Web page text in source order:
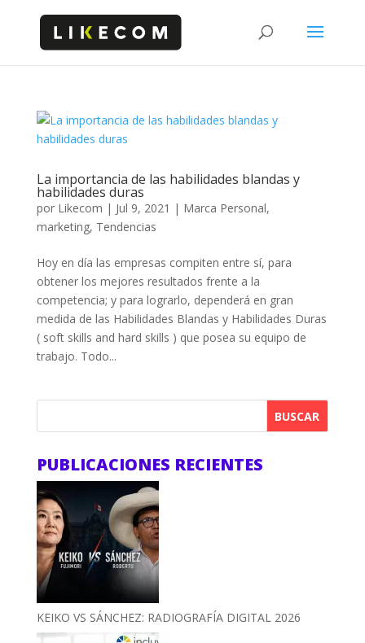
La importancia de las habilidades blandas y
habilidades duras
por Likecom | Jul 9, 2021 | Marca Personal,
marketing, Tendencias
Hoy en día las empresas compiten entre sí, para
obtener los mejores resultados frente a la
competencia; y para lograrlo, dependerá en gran
medida de las Habilidades Blandas y Habilidades Duras
( soft skills and hard skills ) que posea su equipo de
trabajo. Todo...
BUSCAR
PUBLICACIONES RECIENTES
KEIKO VS SÁNCHEZ: RADIOGRAFÍA DIGITAL 2026